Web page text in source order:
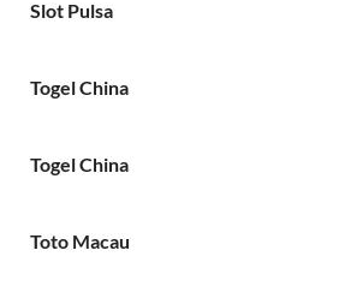
Slot Pulsa
Togel China
Togel China
Toto Macau